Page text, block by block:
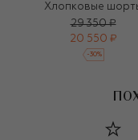
Хлопковые
29 350 ₽
20 550 ₽
-30%